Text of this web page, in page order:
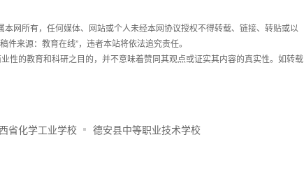
网所有，任何媒体、网站或个人未经本网协议授权不得转载、链接、转贴或以
来源：教育在线”，违者本站将依法追究责任。
的教育和科研之目的，并不意味着赞同其观点或证实其内容的真实性。如转载
省化学工业学校
德安县中等职业技术学校